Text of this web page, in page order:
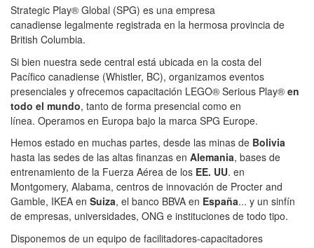
Strategic Play® Global (SPG) es una empresa
canadiense legalmente registrada en la hermosa provincia de
British Columbia.
Si bien nuestra sede central está ubicada en la costa del
Pacífico canadiense (Whistler, BC), organizamos eventos
presenciales y ofrecemos capacitación LEGO® Serious Play® en
todo el mundo, tanto de forma presencial como en
línea. Operamos en Europa bajo la marca SPG Europe.
Hemos estado en muchas partes, desde las minas de Bolivia
hasta las sedes de las altas finanzas en Alemania, bases de
entrenamiento de la Fuerza Aérea de los EE. UU. en
Montgomery, Alabama, centros de innovación de Procter and
Gamble, IKEA en Suiza, el banco BBVA en España... y un sinfín
de empresas, universidades, ONG e instituciones de todo tipo.
Disponemos de un equipo de facilitadores-capacitadores